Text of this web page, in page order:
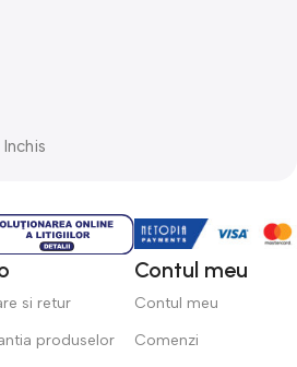
si retur
produselor
Contul meu
Contul meu
Comenzi